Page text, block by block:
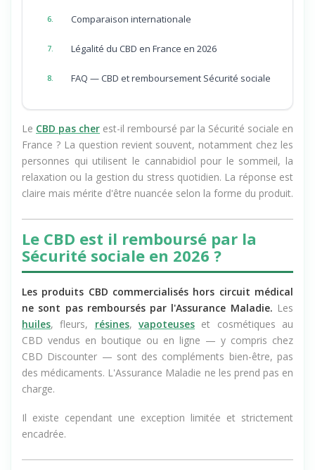
6. Comparaison internationale
7. Légalité du CBD en France en 2026
8. FAQ — CBD et remboursement Sécurité sociale
Le CBD pas cher est-il remboursé par la Sécurité sociale en
France ? La question revient souvent, notamment chez les
personnes qui utilisent le cannabidiol pour le sommeil, la
relaxation ou la gestion du stress quotidien. La réponse est
claire mais mérite d'être nuancée selon la forme du produit.
Le CBD est il remboursé par la
Sécurité sociale en 2026 ?
Les produits CBD commercialisés hors circuit médical
ne sont pas remboursés par l'Assurance Maladie. Les
huiles, fleurs, résines,vapoteuses et cosmétiques au
CBD vendus en boutique ou en ligne — y compris chez
CBD Discounter — sont des compléments bien-être, pas
des médicaments. L'Assurance Maladie ne les prend pas en
charge.
Il existe cependant une exception limitée et strictement
encadrée.